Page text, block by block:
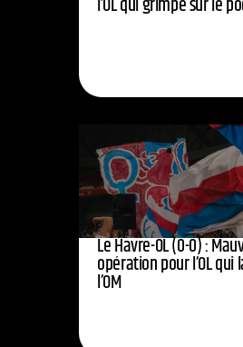
l’OL qui grimpe sur le
Le Havre-OL (0-0) :
opération pour l’OL qui
l’OM